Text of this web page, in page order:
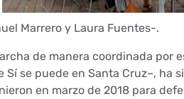
Marrero y Laura Fuentes-.
de manera coordinada por
se puede en Santa Cruz–, ha
en marzo de 2018 para